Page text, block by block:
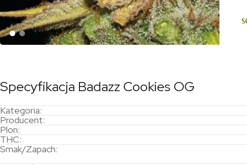
Specyfikacja Badazz Cookies OG
Kategoria:
Producent:
Plon:
THC:
Smak/Zapach: